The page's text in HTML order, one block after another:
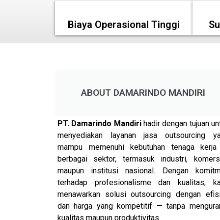
Biaya Operasional Tinggi
ABOUT DAMARINDO MANDIRI
PT. Damarindo Mandirihadir dengan tujuan
menyediakan layanan jasa outsourcing
mampu memenuhi kebutuhan tenaga
berbagai sektor, termasuk industri,
maupun institusi nasional. Dengan
terhadap profesionalisme dan kualitas,
menawarkan solusi outsourcing dengan
dan harga yang kompetitif — tanpa
kualitas maupun produktivitas.